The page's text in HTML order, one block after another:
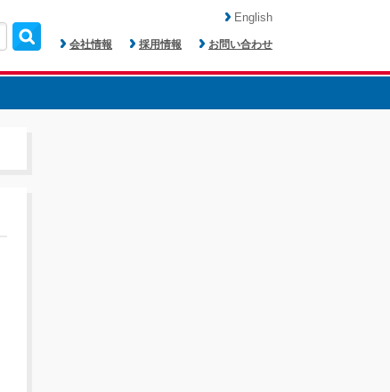
会社情報 採用情報 お問い合わせ
English